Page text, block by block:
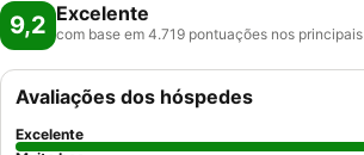
9,2 Excelente
com base em 4.719 pontuações nos principais
Avaliações dos hóspedes
Excelente